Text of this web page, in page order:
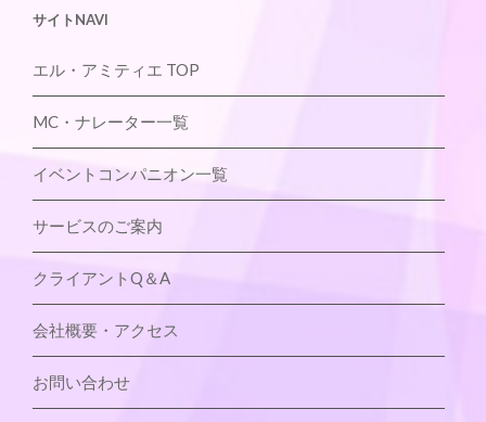
サイトNAVI
エル・アミティエ TOP
MC・ナレーター一覧
イベントコンパニオン一覧
サービスのご案内
クライアントQ＆A
会社概要・アクセス
お問い合わせ